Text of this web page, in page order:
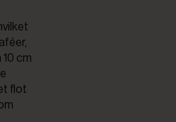
cm
flot